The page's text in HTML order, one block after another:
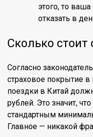
этого, то
отказать в
Сколько стоит
Согласно
страховое покрытие
поездки в Китай
рублей. Это значит,
стандартным
Главное — никакой